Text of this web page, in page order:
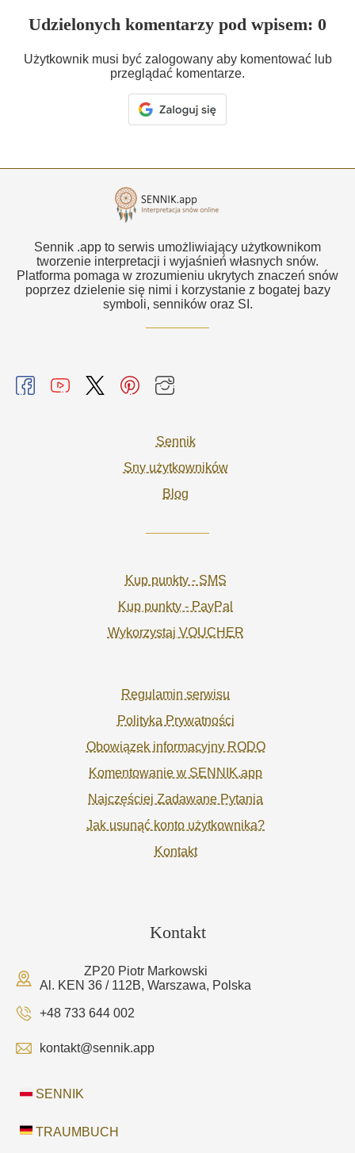
Udzielonych komentarzy pod wpisem: 0
Użytkownik musi być zalogowany aby komentować lub
przeglądać komentarze.
Sennik .app to serwis umożliwiający użytkownikom
tworzenie interpretacji i wyjaśnień własnych snów.
Platforma pomaga w zrozumieniu ukrytych znaczeń snów
poprzez dzielenie się nimi i korzystanie z bogatej bazy
symboli, senników oraz SI.
Sennik
Sny użytkowników
Blog
Kup punkty - SMS
Kup punkty - PayPal
Wykorzystaj VOUCHER
Regulamin serwisu
Polityka Prywatności
Obowiązek informacyjny RODO
Komentowanie w SENNIK.app
Najczęściej Zadawane Pytania
Jak usunąć konto użytkownika?
Kontakt
Kontakt
ZP20 Piotr Markowski
Al. KEN 36 / 112B, Warszawa, Polska
+48 733 644 002
kontakt@sennik.app
SENNIK
TRAUMBUCH